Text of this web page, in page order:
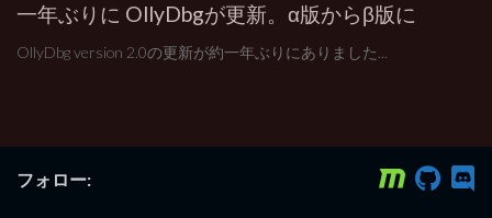
一年ぶりに OllyDbgが更新。α版からβ版に
OllyDbg version 2.0の更新が約一年ぶりにありました...
フォロー: